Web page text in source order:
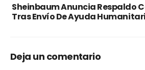
Sheinbaum Anuncia Respaldo
Tras Envío De Ayuda
Deja un comentario